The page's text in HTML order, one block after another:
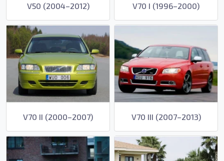
V50 (2004–2012) V70 I (1996–2000)
V70 II (2000–2007) V70 III (2007–2013)